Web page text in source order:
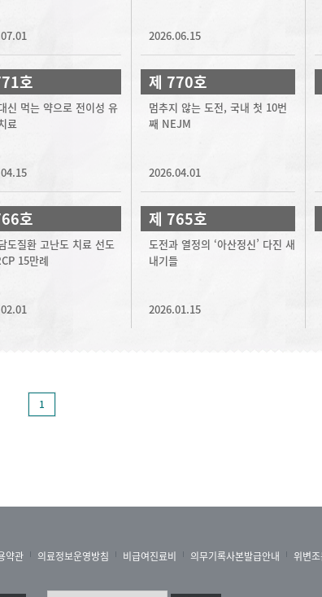
2026.06.15
호
신 먹는 약으로 전이성 유
료
제 770호
멈추지 않는 도전, 국내 첫 10번
째 NEJM
2026.04.01
호
도질환 고난도 치료 선도
15만례
제 765호
도전과 열정의 ‘아산정신’ 다진 새
내기들
2026.01.15
1
약관 의료정보운영방침 비급여진료비 의무기록사본발급안내 위변